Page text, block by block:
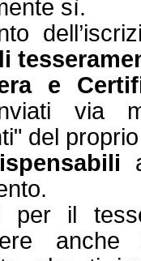
sì.
e
via
del
per il